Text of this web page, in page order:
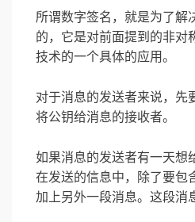
所谓数字签名，就是为了解
的，它是对前面提到的非对
技术的一个具体的应用。
对于消息的发送者来说，先
将公钥给消息的接收者。
如果消息的发送者有一天想
在发送的信息中，除了要包
加上另外一段消息。这段消